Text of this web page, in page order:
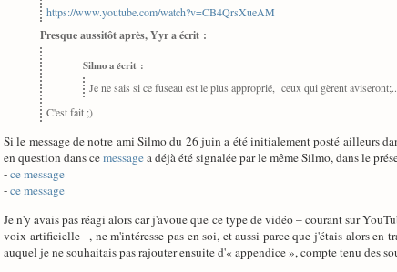
https://www.youtube.com/watch?v=CB4QrsXueAM
Presque aussitôt après, Yyr a écrit :
Silmo a écrit :
Je ne sais si ce fuseau est le plus approprié, ceux qui gèrent
C'est fait ;)
Si le message de notre ami Silmo du 26 juin a été initialement posté ailleurs
en question dans cemessagea déjà été signalée par le même Silmo, dans le
-ce message
-ce message
Je n'y avais pas réagi alors car j'avoue que ce type de vidéo – courant sur
voix artificielle –, ne m'intéresse pas en soi, et aussi parce que j'étais alors en
auquel je ne souhaitais pas rajouter ensuite d'« appendice », compte tenu des